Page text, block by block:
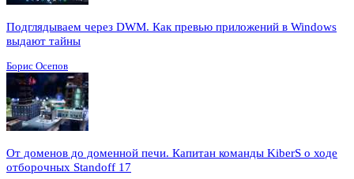
Подглядываем через DWM. Как превью приложений в Windows
выдают тайны
Борис Осепов
От доменов до доменной печи. Капитан команды KiberS о ходе
отборочных Standoff 17